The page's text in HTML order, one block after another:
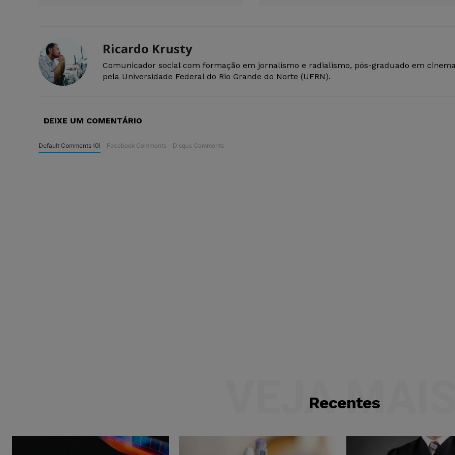
Ricardo Krusty
Comunicador social com formação em jornalismo e radialismo, pós-graduado em
pela Universidade Federal do Rio Grande do Norte (UFRN).
DEIXE UM COMENTÁRIO
Default Comments (0) Facebook Comments Disqus Comments
Recentes
VEJA